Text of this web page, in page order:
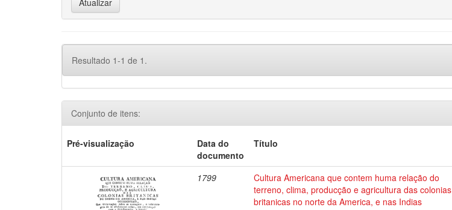
Resultado 1-1 de 1.
Conjunto de itens:
Pré-visualização
Data do
documento
Título
1799
Cultura Americana que contem huma relação do
terreno, clima, producção e agricultura das colonias
britanicas no norte da America, e nas Indias